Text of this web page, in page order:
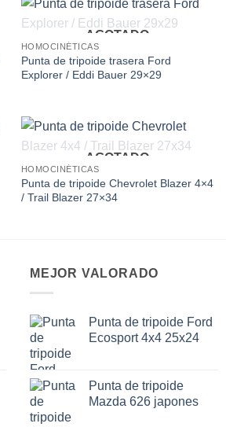
AGOTADO
HOMOCINÉTICAS
Punta de tripoide trasera Ford
Explorer / Eddi Bauer 29×29
AGOTADO
HOMOCINÉTICAS
Punta de tripoide Chevrolet Blazer 4×4
/ Trail Blazer 27×34
MEJOR VALORADO
Punta de tripoide Ford
Ecosport 4x4 25x24
Punta de tripoide
Mazda 626 japones